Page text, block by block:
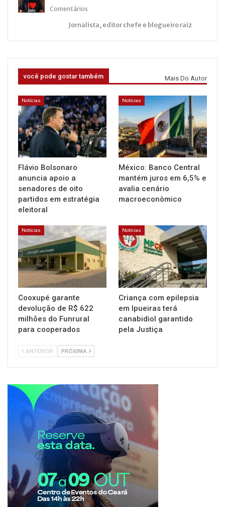
Comentários
Jornalista, editor chefe e blogueiro raiz
você pode gostar também Mais Do Autor
Notícias
Flávio Bolsonaro
anuncia apoio a
senadores de oito
partidos em estratégia
eleitoral
Notícias
México: Banco Central
mantém juros em 6,5% e
avalia cenário
macroeconômico
Notícias
Cooxupé garante
devolução de R$ 622
milhões do Funrural
para cooperados
Notícias
Criança com epilepsia
em Ipueiras terá
canabidiol garantido
pela Justiça
ANTERIOR PRÓXIMA